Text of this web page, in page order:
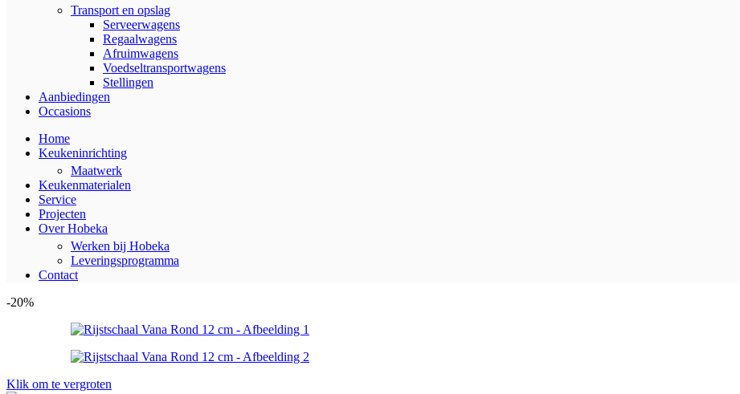
Transport en opslag
Serveerwagens
Regaalwagens
Afruimwagens
Voedseltransportwagens
Stellingen
Aanbiedingen
Occasions
Home
Keukeninrichting
Maatwerk
Keukenmaterialen
Service
Projecten
Over Hobeka
Werken bij Hobeka
Leveringsprogramma
Contact
-20%
Klik om te vergroten